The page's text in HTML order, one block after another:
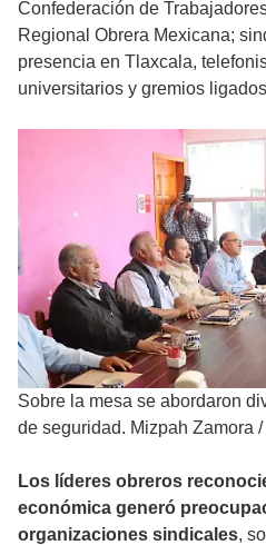
Confederación de
Regional Obrera Mexicana;
presencia en Tlaxcala,
universitarios y gremios
Sobre la mesa se abordaron
de seguridad. Mizpah Zamora /
Los líderes obreros
económica generó
organizaciones sindicales,